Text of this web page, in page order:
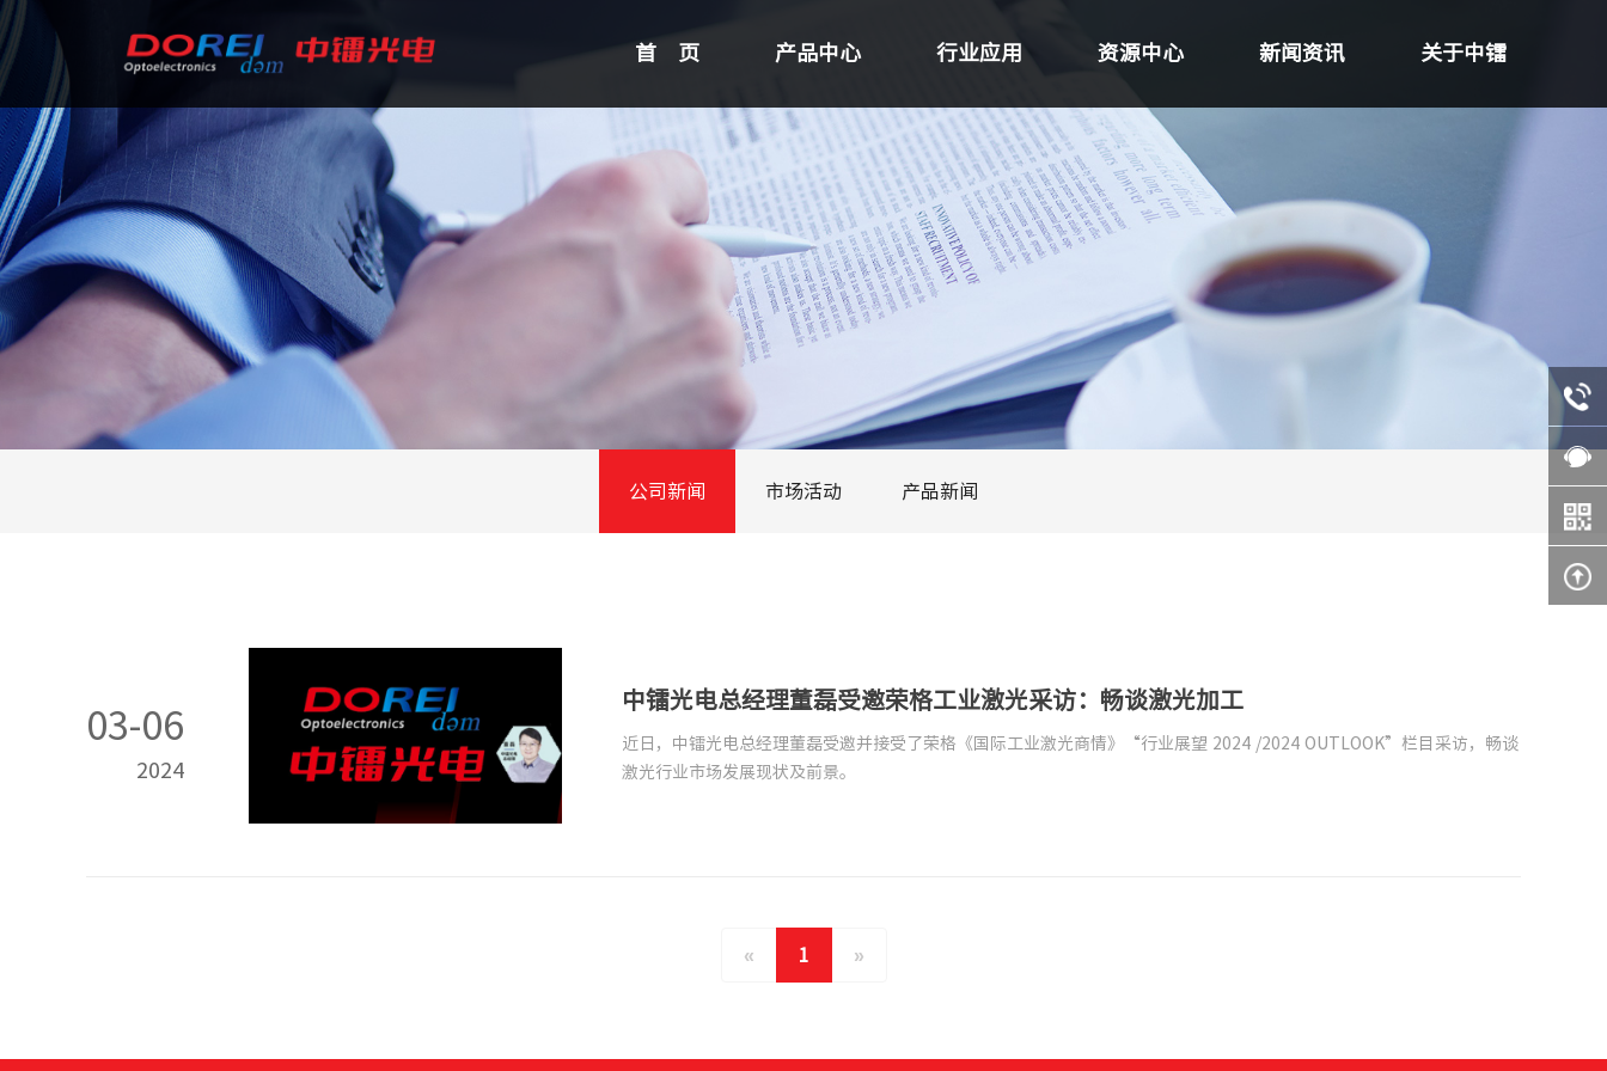
首 页 产品中心 行业应用 资源中心 新闻资讯 关于中镭
公司新闻 市场活动 产品新闻
03-06
2024
中镭光电总经理董磊受邀荣格工业激光采访：畅谈激光加工
近日，中镭光电总经理董磊受邀并接受了荣格《国际工业激光商情》“行业展望 2024 /2024 OUTLOOK”栏目采访，畅谈
激光行业市场发展现状及前景。
« 1 »